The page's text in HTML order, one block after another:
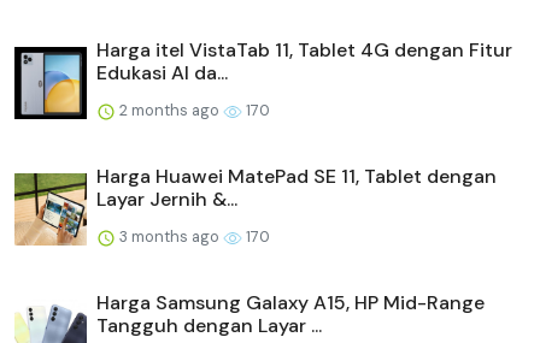
Harga itel VistaTab 11, Tablet 4G dengan Fitur
Edukasi AI da...
2 months ago 170
Harga Huawei MatePad SE 11, Tablet dengan
Layar Jernih &...
3 months ago 170
Harga Samsung Galaxy A15, HP Mid-Range
Tangguh dengan Layar ...